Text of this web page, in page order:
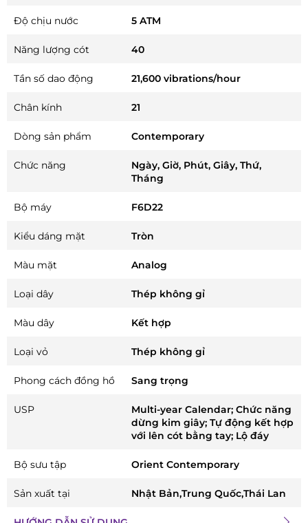
Độ chịu nước 5 ATM
Năng lượng cót 40
Tần số dao động 21,600 vibrations/hour
Chân kính 21
Dòng sản phẩm Contemporary
Chức năng
Ngày, Giờ, Phút, Giây, Thứ,
Tháng
Bộ máy F6D22
Kiểu dáng mặt Tròn
Màu mặt Analog
Loại dây Thép không gỉ
Màu dây Kết hợp
Loại vỏ Thép không gỉ
Phong cách đồng hồ Sang trọng
USP
Multi-year Calendar; Chức năng
dừng kim giây; Tự động kết hợp
với lên cót bằng tay; Lộ đáy
Bộ sưu tập Orient Contemporary
Sản xuất tại Nhật Bản,Trung Quốc,Thái Lan